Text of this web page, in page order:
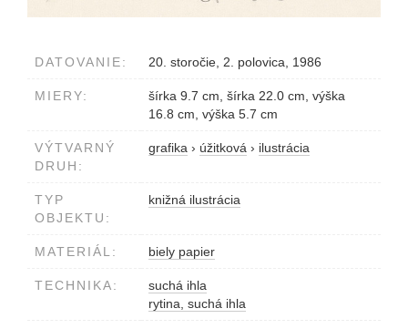
DATOVANIE: 20. storočie, 2. polovica, 1986
MIERY:
šírka 9.7 cm, šírka 22.0 cm, výška
16.8 cm, výška 5.7 cm
VÝTVARNÝ
DRUH:
grafika › úžitková › ilustrácia
TYP
OBJEKTU:
knižná ilustrácia
MATERIÁL: biely papier
TECHNIKA:
suchá ihla
rytina, suchá ihla